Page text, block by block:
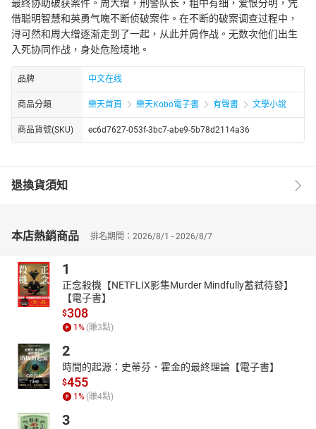
最终协助破获案件。周大缯，刑警队长，粗中有细，爱恨分明，凭
借聪明智慧和英勇气魄不断侦破案件。在不断的破案调查过程中，
浔可然和周大缯逐渐走到了一起，从此并肩作战。无数次他们出生
入死协同作战，身处危险境地。
品牌 中文在线
商品分類 樂天首頁 樂天Kobo電子書 有聲書 文學小說
商品貨號(SKU) ec6d7627-053f-3bc7-abe9-5b78d2114a36
退換貨須知
本店熱銷商品 排名期間：2026/8/1 - 2026/8/7
1
正念殺機【NETFLIX影集Murder Mindfully蓄弒待發】
【電子書】
$308
1% (賺3點)
2
時間的起源：史蒂芬．霍金的最終理論【電子書】
$455
1% (賺4點)
3